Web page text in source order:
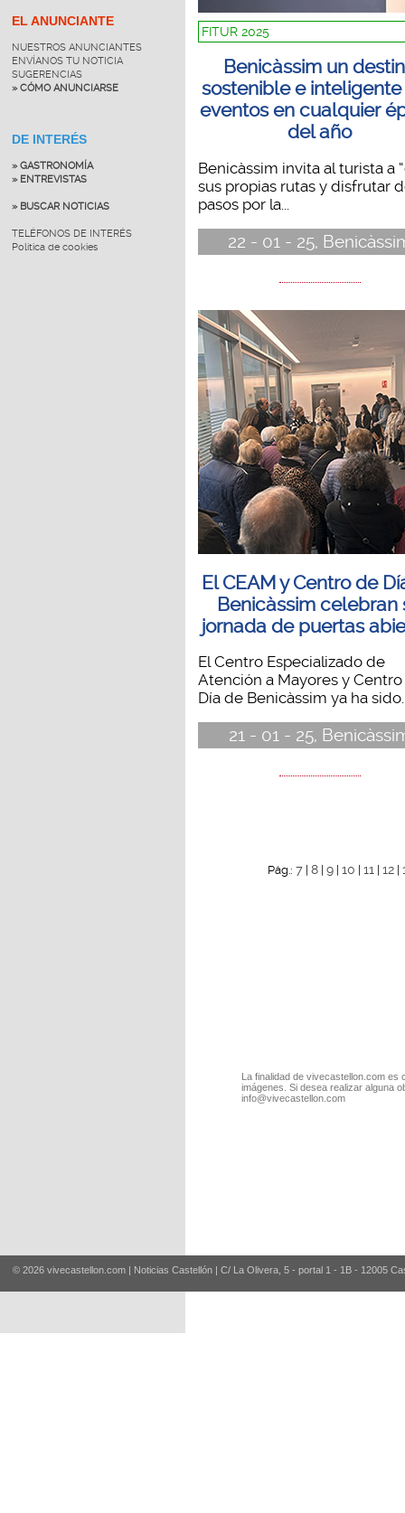
EL ANUNCIANTE
NUESTROS ANUNCIANTES
ENVÍANOS TU NOTICIA
SUGERENCIAS
» CÓMO ANUNCIARSE
DE INTERÉS
» GASTRONOMÍA
» ENTREVISTAS
» BUSCAR NOTICIAS
TELÉFONOS DE INTERÉS
Política de cookies
FITUR 2025
Benicàssim un
sostenible e
eventos en cualquier
del año
Benicàssim invita al turista a
sus propias rutas y disfrutar
pasos por la...
22 - 01 - 25,
El CEAM y Centro de
Benicàssim celebran
jornada de puertas
El Centro Especializado de
Atención a Mayores y
Día de Benicàssim ya ha
21 - 01 - 25,
Pág.: 7| 8| 9| 10 11| 12|
La finalidad de vivecastellon.com
imágenes. Si desea realizar alguna
info@vivecastellon.com
© 2026 vivecastellon.com | Noticias Castellón | C/ La Olivera, 5 - portal 1 - 1B - 12005